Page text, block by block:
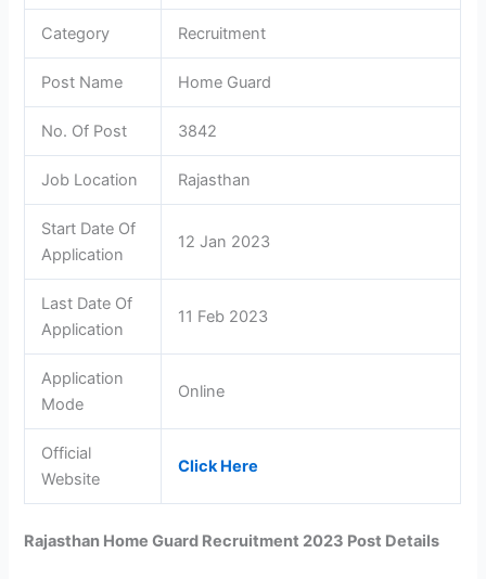
Category Recruitment
Post Name Home Guard
No. Of Post 3842
Job Location Rajasthan
Start Date Of
Application
12 Jan 2023
Last Date Of
Application
11 Feb 2023
Application
Mode
Online
Official
Website
Click Here
Rajasthan Home Guard Recruitment 2023 Post Details